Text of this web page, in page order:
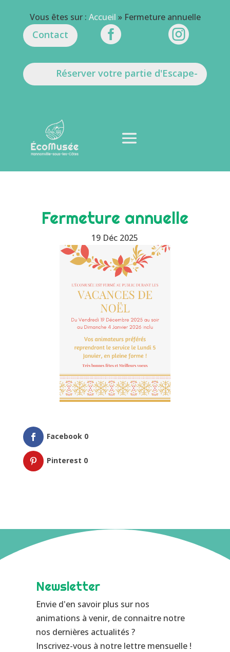
Vous êtes sur : Accueil » Fermeture annuelle
Contact  
Réserver votre partie d'Escape-
Game
Fermeture annuelle
19 Déc 2025
Facebook 0
Pinterest 0
Newsletter
Envie d'en savoir plus sur nos
animations à venir, de connaitre notre
nos dernières actualités ?
Inscrivez-vous à notre lettre mensuelle !